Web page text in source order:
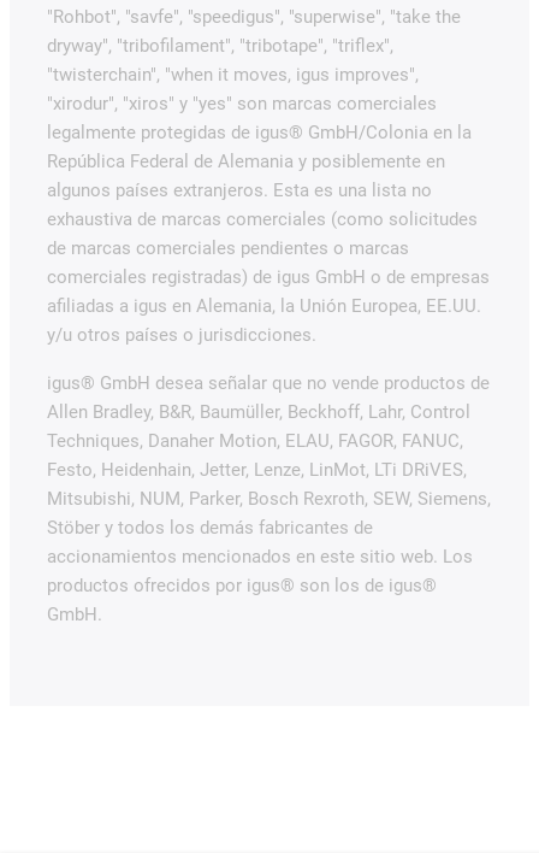
"Rohbot", "savfe", "speedigus", "superwise", "take the
dryway", "tribofilament", "tribotape", "triflex",
"twisterchain", "when it moves, igus improves",
"xirodur", "xiros" y "yes" son marcas comerciales
legalmente protegidas de igus® GmbH/Colonia en la
República Federal de Alemania y posiblemente en
algunos países extranjeros. Esta es una lista no
exhaustiva de marcas comerciales (como solicitudes
de marcas comerciales pendientes o marcas
comerciales registradas) de igus GmbH o de empresas
afiliadas a igus en Alemania, la Unión Europea, EE.UU.
y/u otros países o jurisdicciones.
igus® GmbH desea señalar que no vende productos de
Allen Bradley, B&R, Baumüller, Beckhoff, Lahr, Control
Techniques, Danaher Motion, ELAU, FAGOR, FANUC,
Festo, Heidenhain, Jetter, Lenze, LinMot, LTi DRiVES,
Mitsubishi, NUM, Parker, Bosch Rexroth, SEW, Siemens,
Stöber y todos los demás fabricantes de
accionamientos mencionados en este sitio web. Los
productos ofrecidos por igus® son los de igus®
GmbH.